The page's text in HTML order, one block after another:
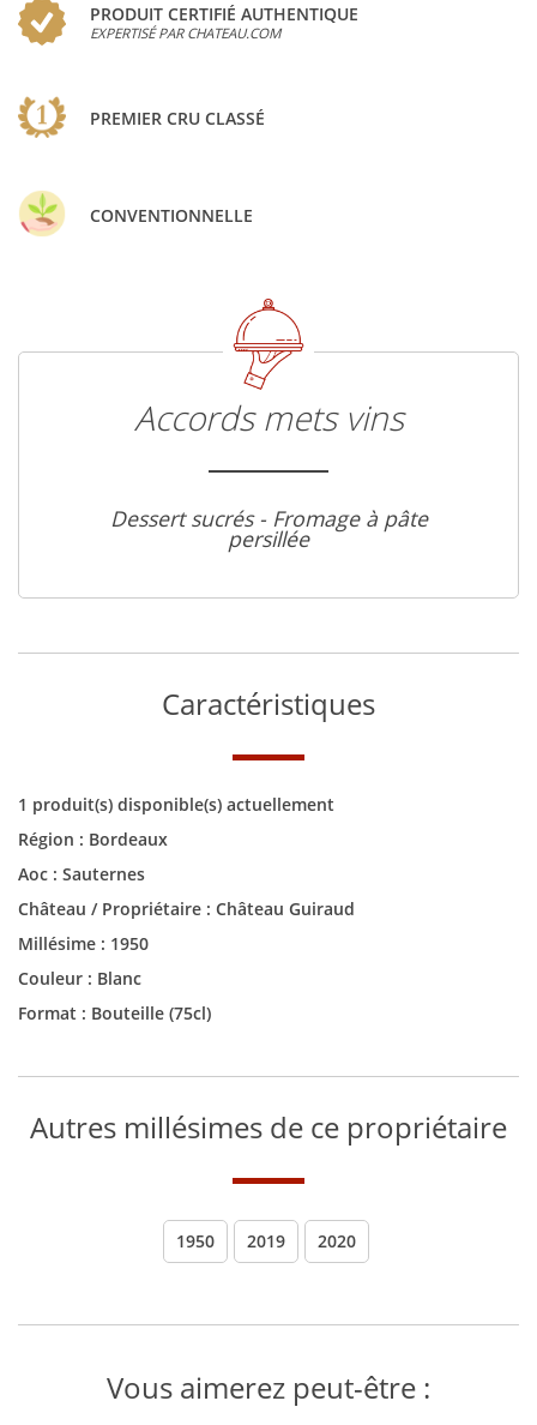
PRODUIT CERTIFIÉ AUTHENTIQUE
EXPERTISÉ PAR CHATEAU.COM
PREMIER CRU CLASSÉ
CONVENTIONNELLE
Accords mets vins
Dessert sucrés - Fromage à pâte
persillée
Caractéristiques
1 produit(s) disponible(s) actuellement
Région : Bordeaux
Aoc : Sauternes
Château / Propriétaire : Château Guiraud
Millésime : 1950
Couleur : Blanc
Format : Bouteille (75cl)
Autres millésimes de ce propriétaire
1950 2019 2020
Vous aimerez peut-être :